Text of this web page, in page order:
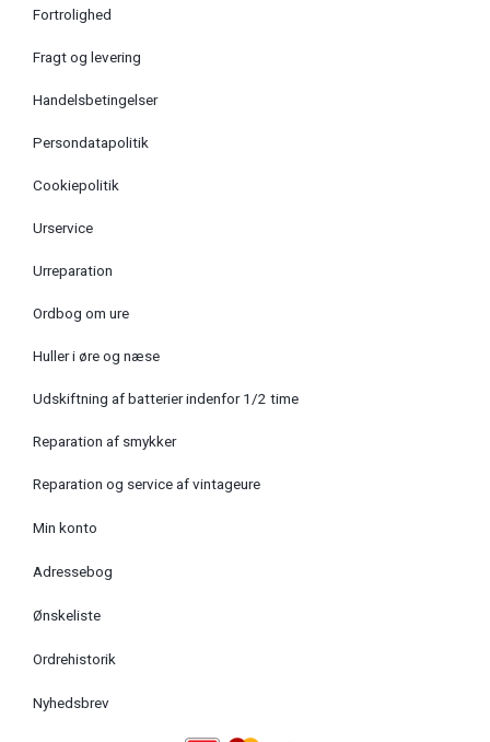
Fortrolighed
Fragt og levering
Handelsbetingelser
Persondatapolitik
Cookiepolitik
Urservice
Urreparation
Ordbog om ure
Huller i øre og næse
Udskiftning af batterier indenfor 1/2 time
Reparation af smykker
Reparation og service af vintageure
Min konto
Adressebog
Ønskeliste
Ordrehistorik
Nyhedsbrev